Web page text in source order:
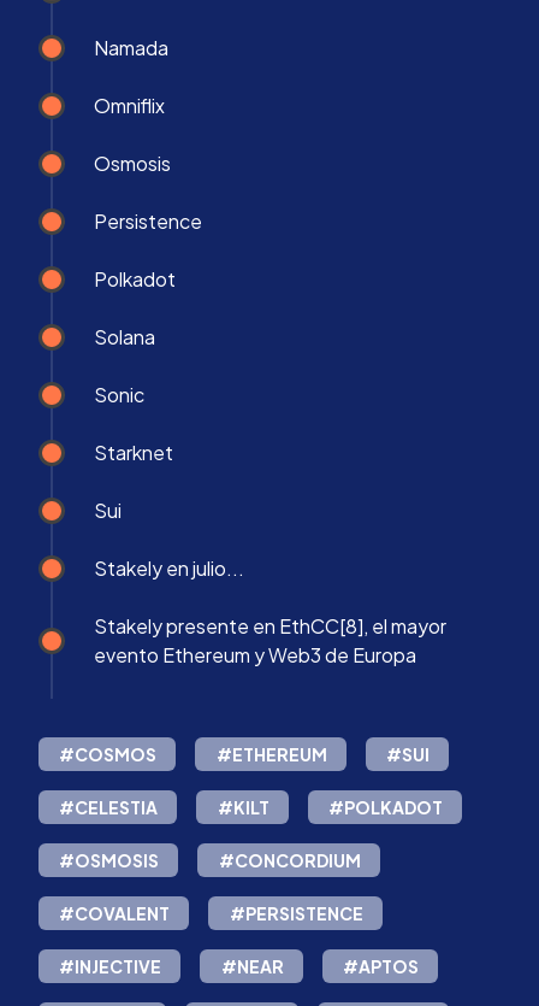
Namada
Omniflix
Osmosis
Persistence
Polkadot
Solana
Sonic
Starknet
Sui
Stakely en julio...
Stakely presente en EthCC[8], el mayor
evento Ethereum y Web3 de Europa
#COSMOS #ETHEREUM #SUI
#CELESTIA #KILT #POLKADOT
#OSMOSIS #CONCORDIUM
#COVALENT #PERSISTENCE
#INJECTIVE #NEAR #APTOS